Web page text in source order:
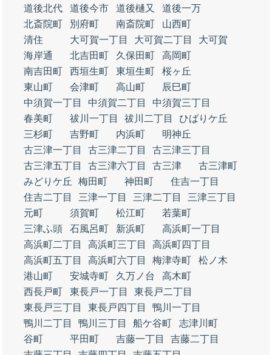
道後北代
道後今市 道後樋又
道後一万
北斎院町
別府町 南斎院町
山西町
清住
大可賀一丁目 大可賀二丁目
大可賀
海岸通
北吉田町 久保田町
高岡町
南吉田町
西垣生町 東垣生町
桜ヶ丘
東山町
会津町 高山町
辰巳町
中須賀一丁目
中須賀二丁目
中須賀三丁目
春美町
祓川一丁目 祓川二丁目
ひばりケ丘
三杉町
吉野町 内浜町
明神丘
古三津一丁目
古三津二丁目
古三津三丁目
古三津五丁目
古三津六丁目 古三津
古三津町
みどりケ丘
梅田町 神田町
住吉一丁目
住吉二丁目
三津一丁目 三津二丁目
三津三丁目
元町
須賀町 松江町
若葉町
三津ふ頭
石風呂町 新浜町
高浜町一丁目
高浜町二丁目
高浜町三丁目
高浜町四丁目
高浜町五丁目
高浜町六丁目 梅津寺町
松ノ木
港山町
安城寺町 久万ノ台
高木町
西長戸町
東長戸一丁目
東長戸二丁目
東長戸三丁目
東長戸四丁目
鴨川一丁目
鴨川二丁目
鴨川三丁目 船ケ谷町
志津川町
谷町
平田町 吉藤一丁目
吉藤二丁目